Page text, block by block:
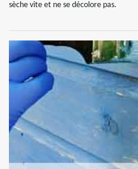
sèche vite et ne se décolore pas.